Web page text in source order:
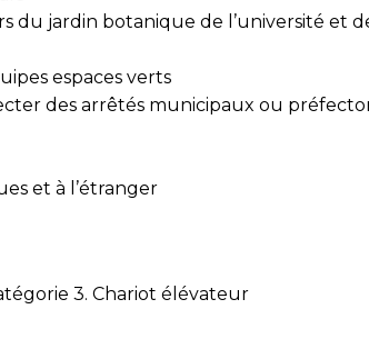
du jardin botanique de l’université et
espaces verts
des arrêtés municipaux ou
et à l’étranger
3. Chariot élévateur